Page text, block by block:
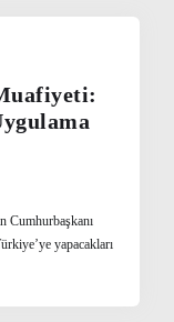
Cumhurbaşkanı
yapacakları